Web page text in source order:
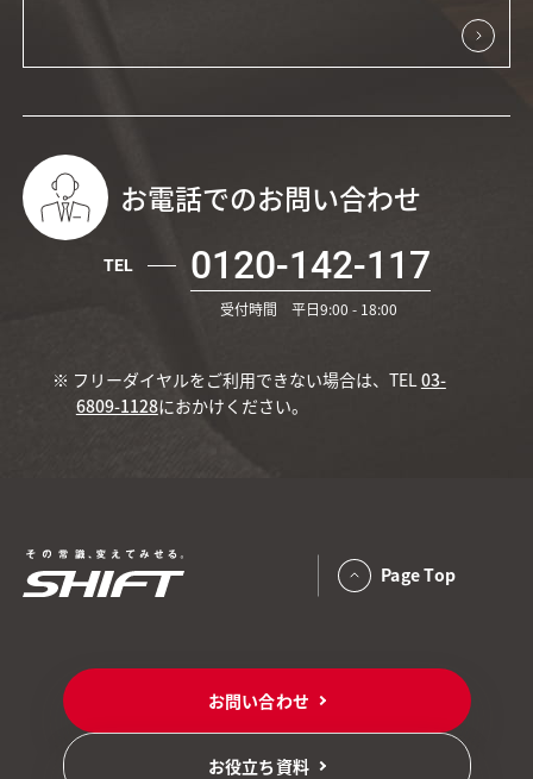
お電話でのお問い合わせ
TEL 0120-142-117
受付時間 平日9:00 - 18:00
※ フリーダイヤルをご利用できない場合は、TEL 03-
6809-1128におかけください。
お問い合わせ
お役立ち資料
Page Top